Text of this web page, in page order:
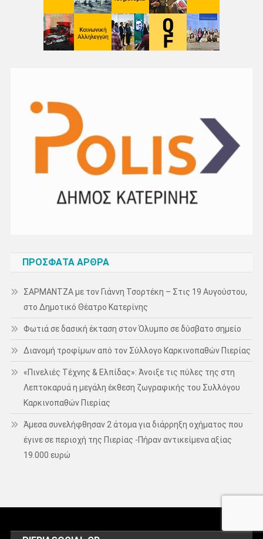
ΠΡΌΣΦΑΤΑ ΆΡΘΡΑ
ΣΑΡΜΑΝΤΖΑ με τον Γιάννη Τσορτέκη – Στις 19 Αυγούστου,
στο Δημοτικό Θέατρο Κατερίνης
Φωτιά σε δασική έκταση στον Όλυμπο σε δύσβατο σημείο
Διανομή τροφίμων από τον Σύλλογο Καρκινοπαθών Πιερίας
«Πινελιές Τέχνης & Ελπίδας»: Άνοιξε τις πύλες της στη
Λεπτοκαρυά η μεγάλη έκθεση ζωγραφικής του Συλλόγου
Καρκινοπαθών Πιερίας
Άμεσα συνελήφθησαν 2 άτομα για διάρρηξη οχήματος που
έγινε σε περιοχή της Πιερίας -Πήραν αντικείμενα αξίας
19.000 ευρώ